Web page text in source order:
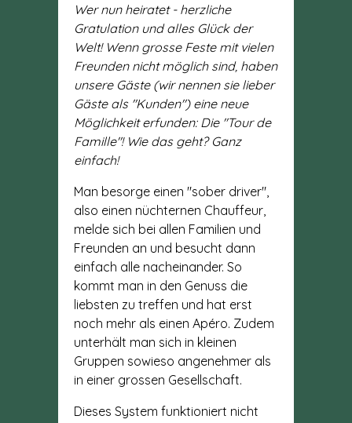
Wer nun heiratet - herzliche
Gratulation und alles Glück der
Welt! Wenn grosse Feste mit vielen
Freunden nicht möglich sind, haben
unsere Gäste (wir nennen sie lieber
Gäste als "Kunden") eine neue
Möglichkeit erfunden: Die "Tour de
Famille"! Wie das geht? Ganz
einfach!
Man besorge einen "sober driver",
also einen nüchternen Chauffeur,
melde sich bei allen Familien und
Freunden an und besucht dann
einfach alle nacheinander. So
kommt man in den Genuss die
liebsten zu treffen und hat erst
noch mehr als einen Apéro. Zudem
unterhält man sich in kleinen
Gruppen sowieso angenehmer als
in einer grossen Gesellschaft.
Dieses System funktioniert nicht